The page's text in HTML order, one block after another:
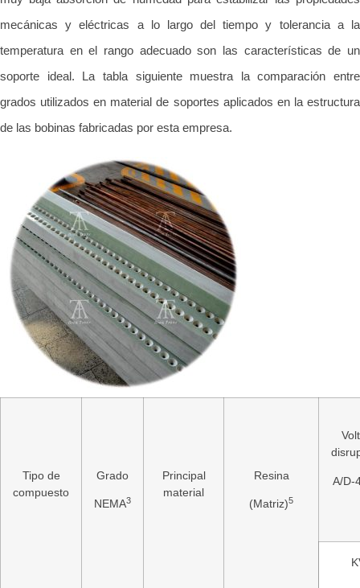
mecánicas y eléctricas a lo largo del tiempo y tolerancia a la
temperatura en el rango adecuado son las características de un
soporte ideal. La tabla siguiente muestra la comparación entre
grados utilizados en material de soportes aplicados en la estructura
de las bobinas fabricadas por esta empresa.
Tipo de
compuesto
Grado
NEMA3
Principal
material
Resina
(Matriz)5
A/D-